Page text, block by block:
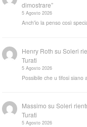
dimostrare”
5 Agosto 2026
Anch'io la penso così
Henry Roth suSoleri
Turati
5 Agosto 2026
Possibile che u tifosi siano
Massimo suSoleri
Turati
5 Agosto 2026